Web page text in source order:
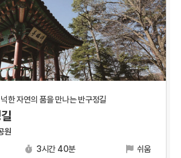
한 자연의 품을 만나는 반구정길
원
3시간 40분 쉬움